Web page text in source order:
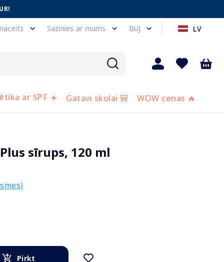
Sazinies ar mums BUJ LV
ar SPF ☀️ Gatavi skolai 🎒 WOW cenas 🔥
sīrups, 120 ml
Pirkt